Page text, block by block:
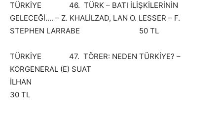
TÜRKİYE 46. TÜRK – BATI İLİŞKİLERİNİN
GELECEĞİ…. – Z. KHALİLZAD, LAN O. LESSER – F.
STEPHEN LARRABE 50 TL
TÜRKİYE 47. TÖRER: NEDEN TÜRKİYE? –
KORGENERAL (E) SUAT
İLHAN
30 TL